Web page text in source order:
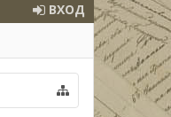
ВХОД